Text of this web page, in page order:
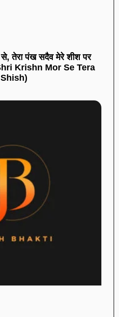
तेरा पंख सदैव मेरे शीश पर
Krishn Mor Se Tera